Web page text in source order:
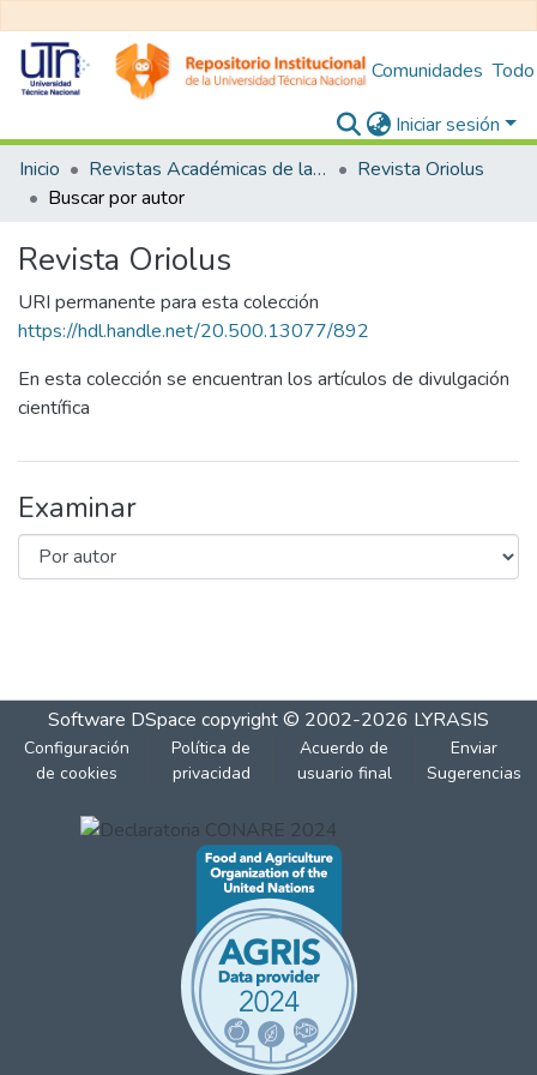
Comunidades
Iniciar sesión
Inicio
Revistas Académicas de la Universitad Técnica Nacional
Revista Oriolus
Buscar por autor
Revista Oriolus
URI permanente para esta colección
https://hdl.handle.net/20.500.13077/892
En esta colección se encuentran los artículos de divulgación
científica
Examinar
Software DSpace copyright © 2002-2026 LYRASIS
Configuración
de cookies
Política de
privacidad
Acuerdo de
usuario final
Enviar
Sugerencias